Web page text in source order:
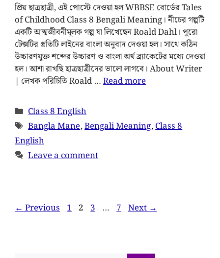
প্রিয় ছাত্রছাত্রী, এই পোস্টে দেওয়া হল WBBSE বোর্ডের Tales
of Childhood Class 8 Bengali Meaning। নীচের গল্পটি
একটি আত্মজীবনীমূলক গল্প যা লিখেছেন Roald Dahl। পুরো
টেক্সটির প্রতিটি লাইনের বাংলা অনুবাদ দেওয়া হল। সাথে কঠিন
উচ্চারণযুক্ত শব্দের উচ্চারণ ও বাংলা অর্থ ব্র্যাকেটের মধ্যে দেওয়া
হল। আশা রাখছি ছাত্রছাত্রীদের ভালো লাগবে। About Writer
| লেখক পরিচিতি Roald …Read more
Class 8 English
Bangla Mane,Bengali Meaning,Class 8
English
Leave a comment
←Previous 1 2 3 … 7 Next→